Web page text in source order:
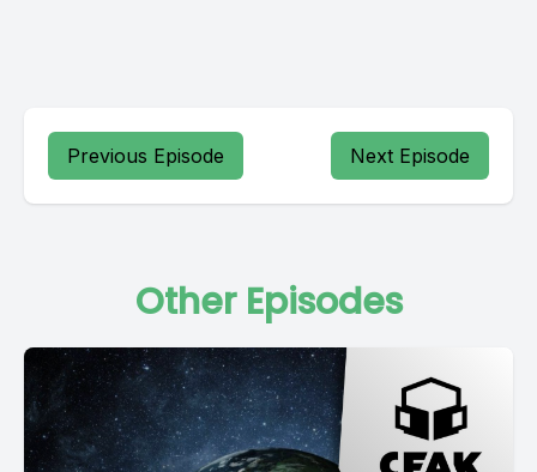
Previous Episode Next Episode
Other Episodes